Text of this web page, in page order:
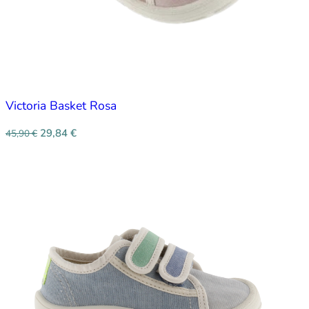
Victoria Basket Rosa
45,90€ 29,84 €